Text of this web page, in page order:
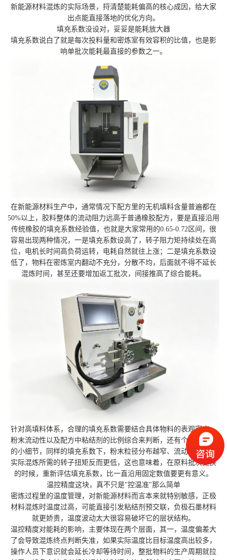
新能源材料混炼的实际场景，捋清楚能耗偏高的核心成因，给大家
出点能直接落地的优化方向。
填充系数没设对，妥妥是能耗放大器
填充系数说白了就是每次投料量和密炼室有效容积的比值，也是影
响单批次能耗最直接的参数之一。
在新能源材料生产中，通常情况下配方里的无机填料含量普遍都在
50%以上，胶料整体的流动阻力远高于普通橡胶配方，要是直接沿用
传统橡胶的填充系数经验值，也就是大家常用的0.65-0.72区间，很
容易出现两种情况，一是填充系数设高了，转子阻力矩持续处在高
位，电机长时间高负荷运转，电耗自然就往上涨；二是填充系数设
低了，物料在密炼室内翻动不充分，分散不均，后面就不得不延长
混炼时间，甚至还要增加返工批次，间接推高了综合能耗。
针对高填料体系，合理的填充系数需要结合具体物料的表观密度、
粉末流动性以及配方中粘结剂的比例综合来判断，还有个值得留意
的小细节，同样的填充系数下，粉末粒径分布越窄、流动性越好，
实际混炼所需的转子扭矩反而更低，这也意味着，在原料批次更换
的时候，重新评估填充系数，比一直沿用固定数值要更有意义。
温控精度这块，真不只是"控温准"那么简单
密炼过程里的温度管理，对新能源材料而言本来就特别敏感，正极
材料混炼时温度过高，可能直接引发粘结剂预交联，负极石墨材料
就更娇贵，温度波动太大很容易破坏它的层状结构。
温控精度对能耗的影响，主要体现在两个层面，其一，温度偏差大
了会导致混炼终点判断失准，如果实际温度比目标温度高出较多，
操作人员下意识就会延长冷却等待时间，整批物料的生产周期就拉